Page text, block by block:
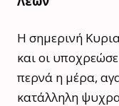
Η σημερινή
και οι
περνά η μέρα,
κατάλληλη